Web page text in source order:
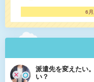
6
派遣先を変えたい
い？